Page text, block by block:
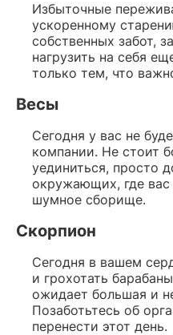
Избыточные
ускоренному
собственных забот,
нагрузить на себя
только тем, что
Весы
Сегодня у вас не
компании. Не стоит
уединиться, просто
окружающих, где
шумное сборище.
Скорпион
Сегодня в вашем
и грохотать
ожидает большая и
Позаботьтесь об
перенести этот день.